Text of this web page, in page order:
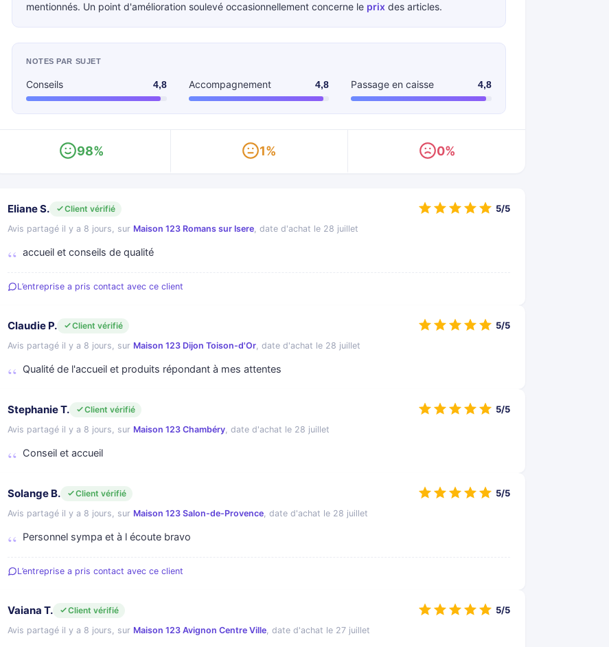
mentionnés. Un point d'amélioration soulevé occasionnellement concerne le prix des articles.
NOTES PAR SUJET
Conseils 4,8 Accompagnement 4,8 Passage en caisse 4,8
98% 1% 0%
Eliane S.
Client vérifié
Avis partagé il y a 8 jours, sur Maison 123 Romans sur Isere, date d'achat le 28 juillet
accueil et conseils de qualité
5/5
L’entreprise a pris contact avec ce client
Claudie P.
Client vérifié
Avis partagé il y a 8 jours, sur Maison 123 Dijon Toison-d'Or, date d'achat le 28 juillet
Qualité de l'accueil et produits répondant à mes attentes
5/5
Stephanie T.
Client vérifié
Avis partagé il y a 8 jours, sur Maison 123 Chambéry, date d'achat le 28 juillet
Conseil et accueil
5/5
Solange B.
Client vérifié
Avis partagé il y a 8 jours, sur Maison 123 Salon-de-Provence, date d'achat le 28 juillet
Personnel sympa et à l écoute bravo
5/5
L’entreprise a pris contact avec ce client
Vaiana T.
Client vérifié
Avis partagé il y a 8 jours, sur Maison 123 Avignon Centre Ville, date d'achat le 27 juillet
5/5